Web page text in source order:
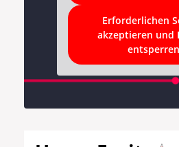
Erforderlichen
akzeptieren und
entsperren